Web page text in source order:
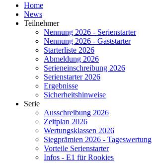
Home
News
Teilnehmer
Nennung 2026 - Serienstarter
Nennung 2026 - Gaststarter
Starterliste 2026
Abmeldung 2026
Serieneinschreibung 2026
Serienstarter 2026
Ergebnisse
Sicherheitshinweise
Serie
Ausschreibung 2026
Zeitplan 2026
Wertungsklassen 2026
Siegprämien 2026 - Tageswertung
Vorteile Serienstarter
Infos - E1 für Rookies